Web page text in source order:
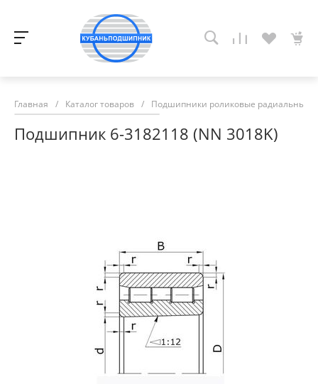
Главная / Каталог товаров / Подшипники роликовые радиальные
Подшипник 6-3182118 (NN 3018K)